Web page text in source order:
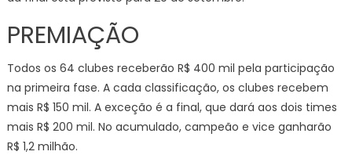
PREMIAÇÃO
Todos os 64 clubes receberão R$ 400 mil pela participação
na primeira fase. A cada classificação, os clubes recebem
mais R$ 150 mil. A exceção é a final, que dará aos dois times
mais R$ 200 mil. No acumulado, campeão e vice ganharão
R$ 1,2 milhão.